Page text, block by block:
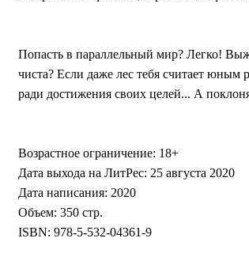
Попасть в параллельный мир? Легко!
чиста? Если даже лес тебя считает юным
ради достижения своих целей... А
Возрастное ограничение: 18+
Дата выхода на ЛитРес: 25 августа 2020
Дата написания: 2020
Объем: 350 стр.
ISBN: 978-5-532-04361-9